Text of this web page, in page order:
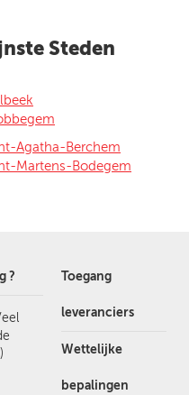
Steden
Agatha-Berchem
Martens-Bodegem
? Toegang
leveranciers
Wettelijke
bepalingen